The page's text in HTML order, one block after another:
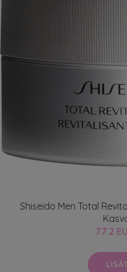
Shiseido Men Total
77.2